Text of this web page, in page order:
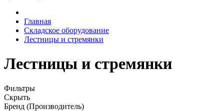
Главная
Складское оборудование
Лестницы и стремянки
Лестницы и стремянки
Фильтры
Скрыть
Бренд (Производитель)